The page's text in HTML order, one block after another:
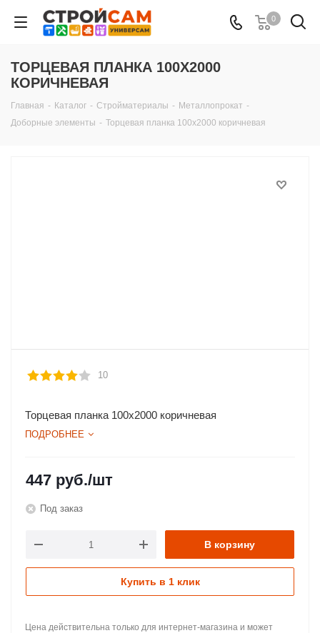
0
ТОРЦЕВАЯ ПЛАНКА 100Х2000
КОРИЧНЕВАЯ
Главная - Каталог - Стройматериалы - Металлопрокат -
Доборные элементы - Торцевая планка 100х2000 коричневая
10
Торцевая планка 100х2000 коричневая
ПОДРОБНЕЕ
447 руб./шт
Под заказ
В корзину
Купить в 1 клик
Цена действительна только для интернет-магазина и может